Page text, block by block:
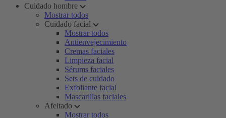
Cuidado hombre
Mostrar todos
Cuidado facial
Mostrar todos
Antienvejecimiento
Cremas faciales
Limpieza facial
Sérums faciales
Sets de cuidado
Exfoliante facial
Mascarillas faciales
Afeitado
Mostrar todos